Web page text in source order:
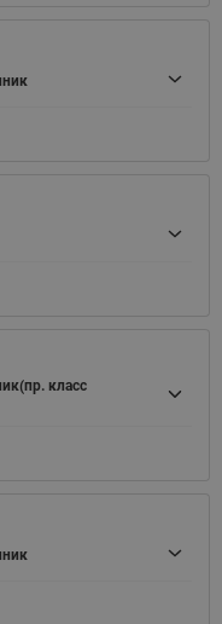
класс